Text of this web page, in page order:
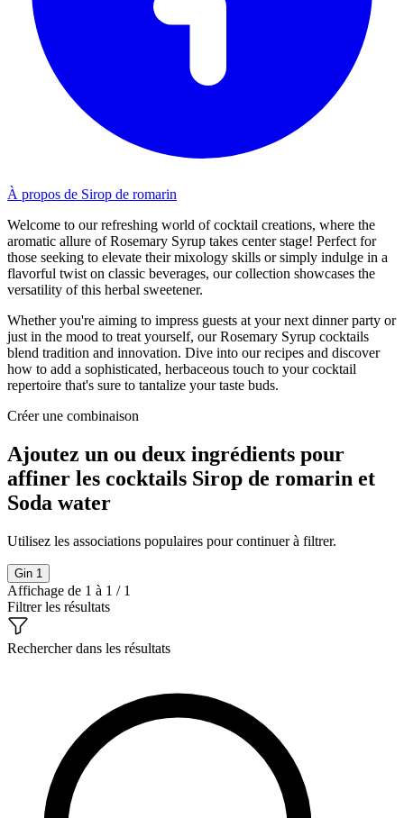
À propos de Sirop de romarin
Welcome to our refreshing world of cocktail creations, where the
aromatic allure of Rosemary Syrup takes center stage! Perfect for
those seeking to elevate their mixology skills or simply indulge in a
flavorful twist on classic beverages, our collection showcases the
versatility of this herbal sweetener.
Whether you're aiming to impress guests at your next dinner party or
just in the mood to treat yourself, our Rosemary Syrup cocktails
blend tradition and innovation. Dive into our recipes and discover
how to add a sophisticated, herbaceous touch to your cocktail
repertoire that's sure to tantalize your taste buds.
Créer une combinaison
Ajoutez un ou deux ingrédients pour
affiner les cocktails Sirop de romarin et
Soda water
Utilisez les associations populaires pour continuer à filtrer.
Gin 1
Affichage de 1 à 1 / 1
Filtrer les résultats
Rechercher dans les résultats